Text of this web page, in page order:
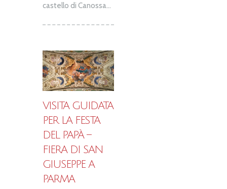
castello di Canossa...
VISITA GUIDATA
PER LA FESTA
DEL PAPÀ –
FIERA DI SAN
GIUSEPPE A
PARMA